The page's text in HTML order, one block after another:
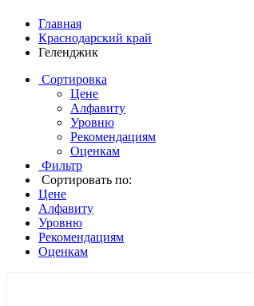
Главная
Краснодарский край
Геленджик
Сортировка
Цене
Алфавиту
Уровню
Рекомендациям
Оценкам
Фильтр
Сортировать по:
Цене
Алфавиту
Уровню
Рекомендациям
Оценкам